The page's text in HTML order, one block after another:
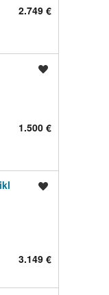
2.749 €
1.500 €
3.149 €